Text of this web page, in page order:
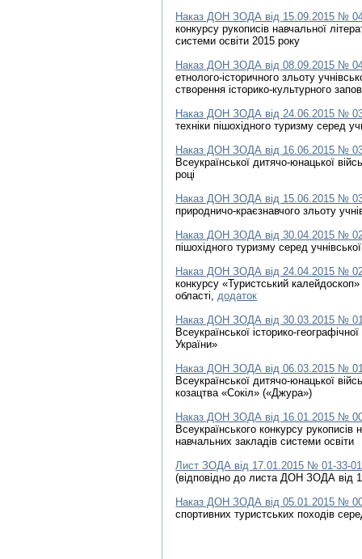
Наказ ДОН ЗОДА від 15.09.2015 №
конкурсу рукописів навчальної
системи освіти 2015 року
Наказ ДОН ЗОДА від 08.09.2015 №
етнолого-історичного зльоту
створення історико-культурного
Наказ ДОН ЗОДА від 24.06.2015 №
техніки пішохідного туризму серед
Наказ ДОН ЗОДА від 16.06.2015 №
Всеукраїнської дитячо-юнацької
році
Наказ ДОН ЗОДА від 15.06.2015 №
природничо-краєзнавчого зльоту
Наказ ДОН ЗОДА від 30.04.2015 №
пішохідного туризму серед
Наказ ДОН ЗОДА від 24.04.2015 №
конкурсу «Туристський калейдоскоп»
області,додаток
Наказ ДОН ЗОДА від 30.03.2015 №
Всеукраїнської історико-
України»
Наказ ДОН ЗОДА від 06.03.2015 №
Всеукраїнської дитячо-юнацької
козацтва «Сокіл» («Джура»)
Наказ ДОН ЗОДА від 16.01.2015 №
Всеукраїнського конкурсу
навчальних закладів системи освіти
Лист ЗОДА від 17.01.2015 № 01-33-
(відповідно до листа ДОН ЗОДА від
Наказ ДОН ЗОДА від 05.01.2015 №
спортивних туристських походів